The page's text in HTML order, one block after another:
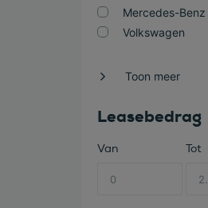
Mercedes-Benz
Volkswagen
Toon meer
Leasebedrag
Van Tot